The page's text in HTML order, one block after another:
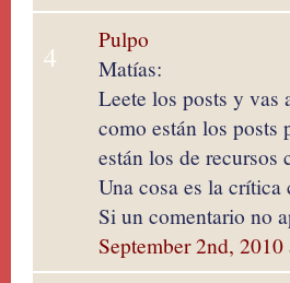
4
Pulpo
Matías:
Leete los posts y vas
como están los posts
están los de recursos
Una cosa es la
Si un comentario no
September 2nd, 2010